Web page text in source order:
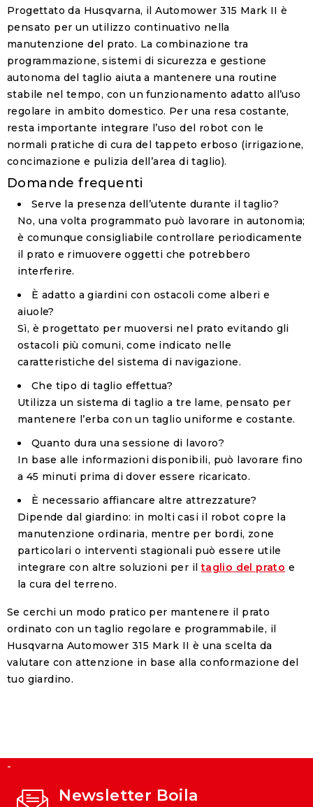
Progettato da Husqvarna, ilAutomower 315 Mark II è
pensato per un utilizzo continuativo nella
manutenzione del prato. La combinazione tra
programmazione, sistemi di sicurezza e gestione
autonoma del taglio aiuta a mantenere una routine
stabile nel tempo, con un funzionamento adatto all’uso
regolare in ambito domestico. Per una resa costante,
resta importante integrare l’uso del robot con le
normali pratiche di cura del tappeto erboso (irrigazione,
concimazione e pulizia dell’area di taglio).
Domande frequenti
Serve la presenza dell’utente durante il taglio?
No, una volta programmato può lavorare in autonomia;
è comunque consigliabile controllare periodicamente
il prato e rimuovere oggetti che potrebbero
interferire.
È adatto a giardini con ostacoli come alberi e
aiuole?
Sì, è progettato per muoversi nel prato evitando gli
ostacoli più comuni, come indicato nelle
caratteristiche del sistema di navigazione.
Che tipo di taglio effettua?
Utilizza un sistema di taglio a tre lame, pensato per
mantenere l’erba con un taglio uniforme e costante.
Quanto dura una sessione di lavoro?
In base alle informazioni disponibili, può lavorare fino
a 45 minuti prima di dover essere ricaricato.
È necessario affiancare altre attrezzature?
Dipende dal giardino: in molti casi il robot copre la
manutenzione ordinaria, mentre per bordi, zone
particolari o interventi stagionali può essere utile
integrare con altre soluzioni per iltaglio del prato e
la cura del terreno.
Se cerchi un modo pratico per mantenere il prato
ordinato con un taglio regolare e programmabile, il
Husqvarna Automower 315 Mark II è una scelta da
valutare con attenzione in base alla conformazione del
tuo giardino.
-
Newsletter Boila